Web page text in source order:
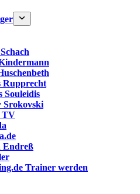
Rupprecht
Souleidis
Srokovski
TV
Endreß
Trainer werden